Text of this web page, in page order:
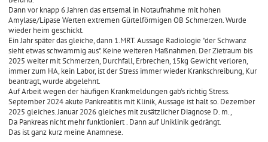
Dann vor knapp 6 Jahren das ertsemal in Notaufnahme mit hohen
Amylase/Lipase Werten extremen Gürtelförmigen OB Schmerzen. Wurde
wieder heim geschickt.
Ein Jahr später das gleiche, dann 1.MRT. Aussage Radiologie "der Schwanz
sieht etwas schwammig aus". Keine weiteren Maßnahmen. Der Zietraum bis
2025 weiter mit Schmerzen, Durchfall, Erbrechen, 15kg Gewicht verloren,
immer zum HA, kein Labor, ist der Stress immer wieder Krankschreibung, Kur
beantragt, wurde abgelehnt.
Auf Arbeit wegen der häufigen Krankmeldungen gab's richtig Stress.
September 2024 akute Pankreatitis mit Klinik, Aussage ist halt so. Dezember
2025 gleiches. Januar 2026 gleiches mit zusätzlicher Diagnose D. m.,
Da Pankreas nicht mehr funktioniert . Dann auf Uniklinik gedrängt.
Das ist ganz kurz meine Anamnese.